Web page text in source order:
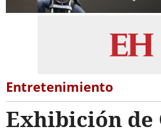
Entretenimiento
Exhibición de